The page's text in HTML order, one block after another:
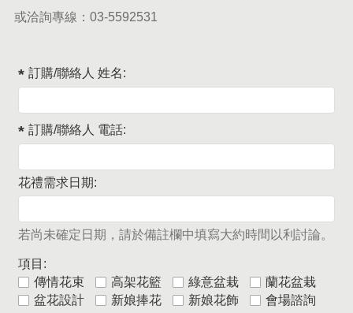
或洽詢專線： 03-5592531
訂購/聯絡人 姓名:
訂購/聯絡人 電話:
花禮需求日期:
若尚未確定日期，請於備註欄中填寫大約時間以利討論。
項目:
傳情花束
高架花籃 綠意盆栽
蘭花盆栽
盆花設計
新娘捧花 新娘花飾
會場諮詢